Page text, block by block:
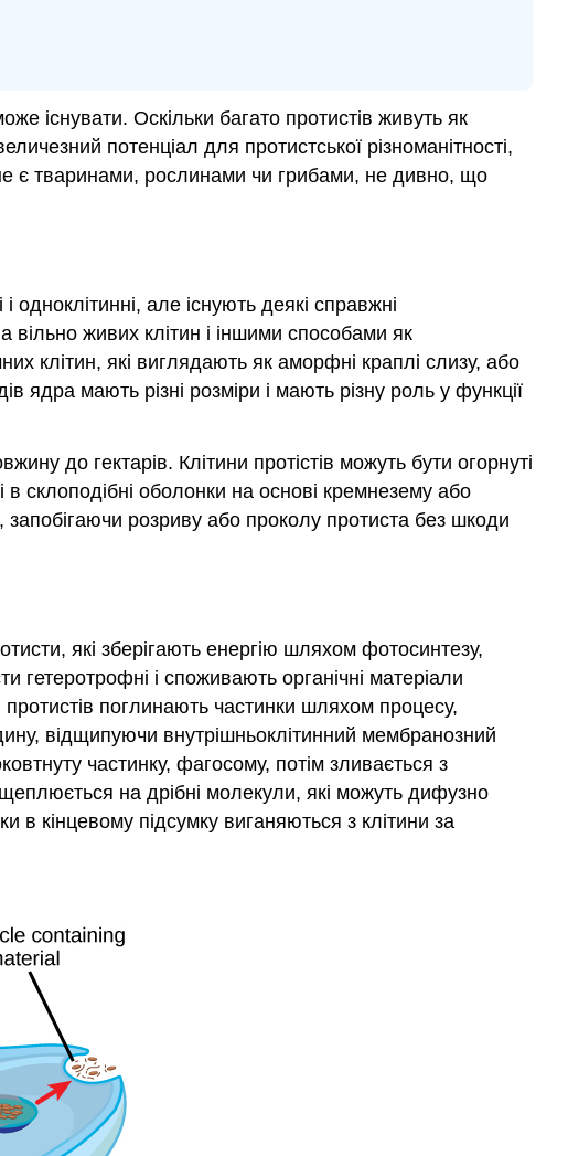
існувати. Оскільки багато протистів живуть як
потенціал для протистської різноманітності,
не є тваринами, рослинами чи грибами, не дивно, що
одноклітинні, але існують деякі справжні
вільно живих клітин і іншими способами як
клітин, які виглядають як аморфні краплі слизу, або
ядра мають різні розміри і мають різну роль у функції
до гектарів. Клітини протістів можуть бути огорнуті
склоподібні оболонки на основі кремнезему або
розриву або проколу протиста без шкоди
які зберігають енергію шляхом фотосинтезу,
гетеротрофні і споживають органічні матеріали
поглинають частинки шляхом процесу,
відщипуючи внутрішньоклітинний мембранозний
частинку, фагосому, потім зливається з
на дрібні молекули, які можуть дифузно
в кінцевому підсумку виганяються з клітини за